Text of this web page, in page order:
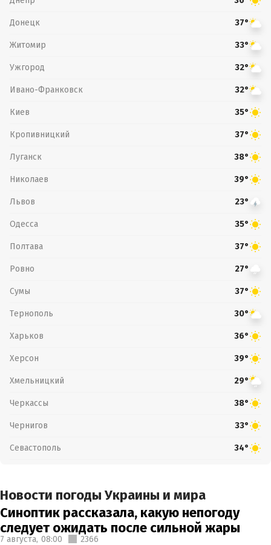
Донецк 37°
Житомир 33°
Ужгород 32°
Ивано-Франковск 32°
Киев 35°
Кропивницкий 37°
Луганск 38°
Николаев 39°
Львов 23°
Одесса 35°
Полтава 37°
Ровно 27°
Сумы 37°
Тернополь 30°
Харьков 36°
Херсон 39°
Хмельницкий 29°
Черкассы 38°
Чернигов 33°
Севастополь 34°
Новости погоды Украины и мира
Синоптик рассказала, какую непогоду
следует ожидать после сильной жары
7 августа, 08:00 2366